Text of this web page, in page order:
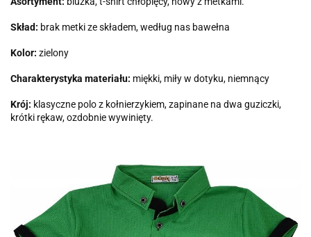
Skład: brak metki ze składem, według nas bawełna
Kolor: zielony
Charakterystyka materiału: miękki, miły w dotyku, niemnący
Krój: klasyczne polo z kołnierzykiem, zapinane na dwa guziczki,
krótki rękaw, ozdobnie wywinięty.